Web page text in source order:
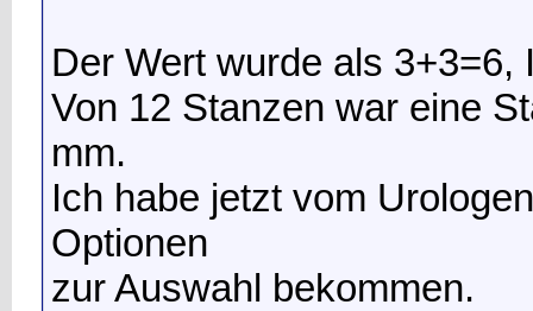
Der Wert wurde als
Von 12 Stanzen war eine
mm.
Ich habe jetzt vom
Optionen
zur Auswahl bekommen.